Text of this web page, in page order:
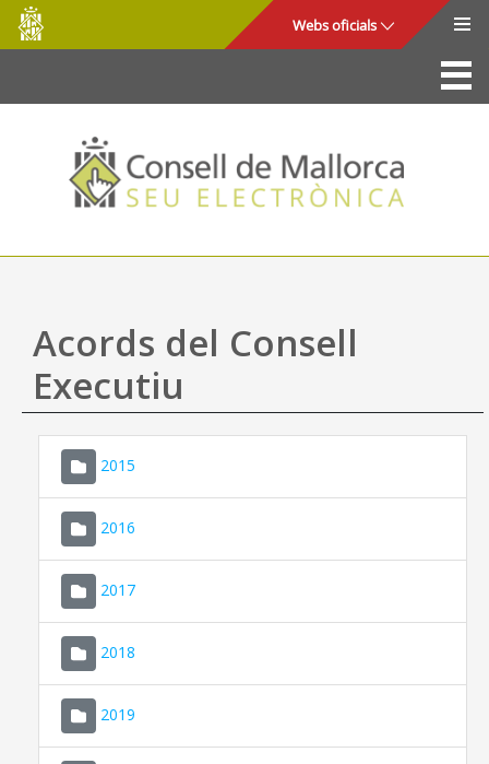
Salta al contingut principal
Consell
de
Mallorca
Webs oficials
La Seu
Consell de Mallorca
Accés i seguretat
Utilitats
Ajuda
Acords del Consell
Executiu
2015
2016
2017
2018
2019